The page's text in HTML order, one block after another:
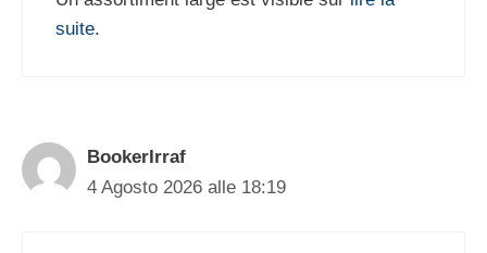
suite.
BookerIrraf
4 Agosto 2026 alle 18:19